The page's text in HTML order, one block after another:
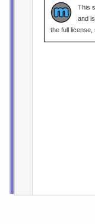
This
and
the full